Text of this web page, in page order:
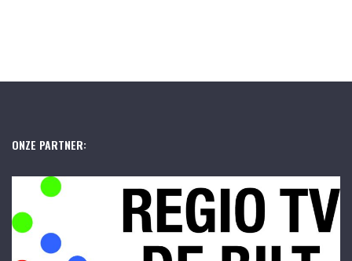
ONZE PARTNER: